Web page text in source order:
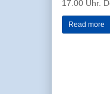
17.00 Uhr.
Read more